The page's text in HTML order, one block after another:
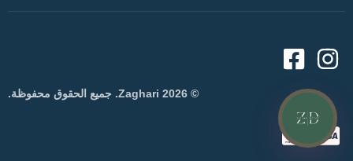
© 2026 Zaghari. جميع الحقوق محفوظة.